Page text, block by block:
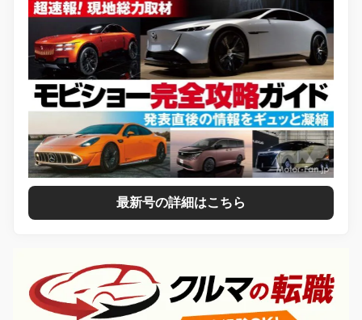
最新号の詳細はこちら